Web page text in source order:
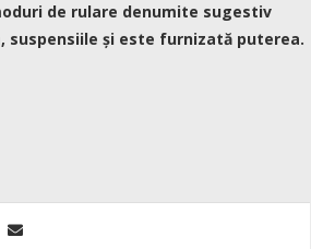
de rulare denumite sugestiv
suspensiile și este furnizată puterea.